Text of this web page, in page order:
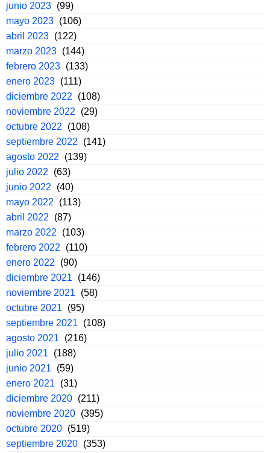
junio 2023 (99)
mayo 2023 (106)
abril 2023 (122)
marzo 2023 (144)
febrero 2023 (133)
enero 2023 (111)
diciembre 2022
(108)
noviembre 2022
(29)
octubre 2022
(108)
septiembre 2022
(141)
agosto 2022
(139)
julio 2022
(63)
junio 2022
(40)
mayo 2022
(113)
abril 2022
(87)
marzo 2022
(103)
febrero 2022
(110)
enero 2022
(90)
diciembre 2021
(146)
noviembre 2021
(58)
octubre 2021
(95)
septiembre 2021
(108)
agosto 2021
(216)
julio 2021
(188)
junio 2021
(59)
enero 2021
(31)
diciembre 2020 (211)
noviembre 2020 (395)
octubre 2020 (519)
septiembre 2020 (353)